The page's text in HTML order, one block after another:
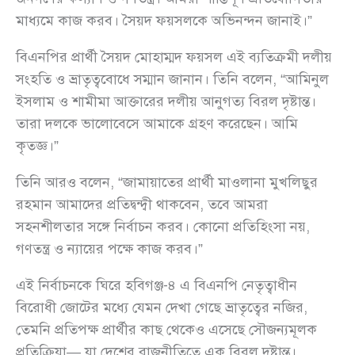
মাধ্যমে কাজ করব। সৈয়দ ফয়সলকে অভিনন্দন জানাই।”
বিএনপির প্রার্থী সৈয়দ মোহাম্মদ ফয়সল এই ব্যতিক্রমী দলীয়
সংহতি ও ভ্রাতৃত্ববোধে সম্মান জানান। তিনি বলেন, “আমিনুল
ইসলাম ও শামীমা আক্তারের দলীয় আনুগত্য বিরল দৃষ্টান্ত।
তারা দলকে ভালোবেসে আমাকে গ্রহণ করেছেন। আমি
কৃতজ্ঞ।”
তিনি আরও বলেন, “জামায়াতের প্রার্থী মাওলানা মুখলিছুর
রহমান আমাদের প্রতিদ্বন্দ্বী থাকবেন, তবে আমরা
সহনশীলতার সঙ্গে নির্বাচন করব। কোনো প্রতিহিংসা নয়,
গণতন্ত্র ও ন্যায়ের পক্ষে কাজ করব।”
এই নির্বাচনকে ঘিরে হবিগঞ্জ-৪ এ বিএনপি নেতৃত্বাধীন
বিরোধী জোটের মধ্যে যেমন দেখা গেছে ভ্রাতৃত্বের নজির,
তেমনি প্রতিপক্ষ প্রার্থীর কাছ থেকেও এসেছে সৌজন্যমূলক